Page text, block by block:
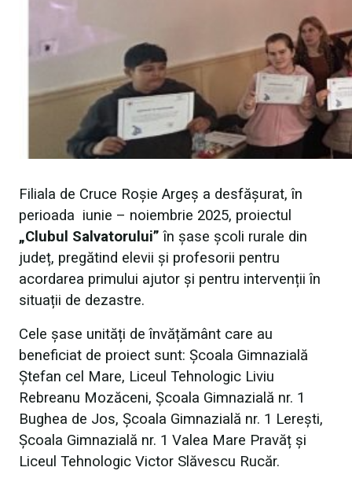
Filiala de Cruce Roșie Argeș a desfășurat, în
perioada iunie – noiembrie 2025, proiectul
„Clubul Salvatorului” în șase școli rurale din
județ, pregătind elevii și profesorii pentru
acordarea primului ajutor și pentru intervenții în
situații de dezastre.
Cele șase unități de învățământ care au
beneficiat de proiect sunt: Școala Gimnazială
Ștefan cel Mare, Liceul Tehnologic Liviu
Rebreanu Mozăceni, Școala Gimnazială nr. 1
Bughea de Jos, Școala Gimnazială nr. 1 Lerești,
Școala Gimnazială nr. 1 Valea Mare Pravăț și
Liceul Tehnologic Victor Slăvescu Rucăr.